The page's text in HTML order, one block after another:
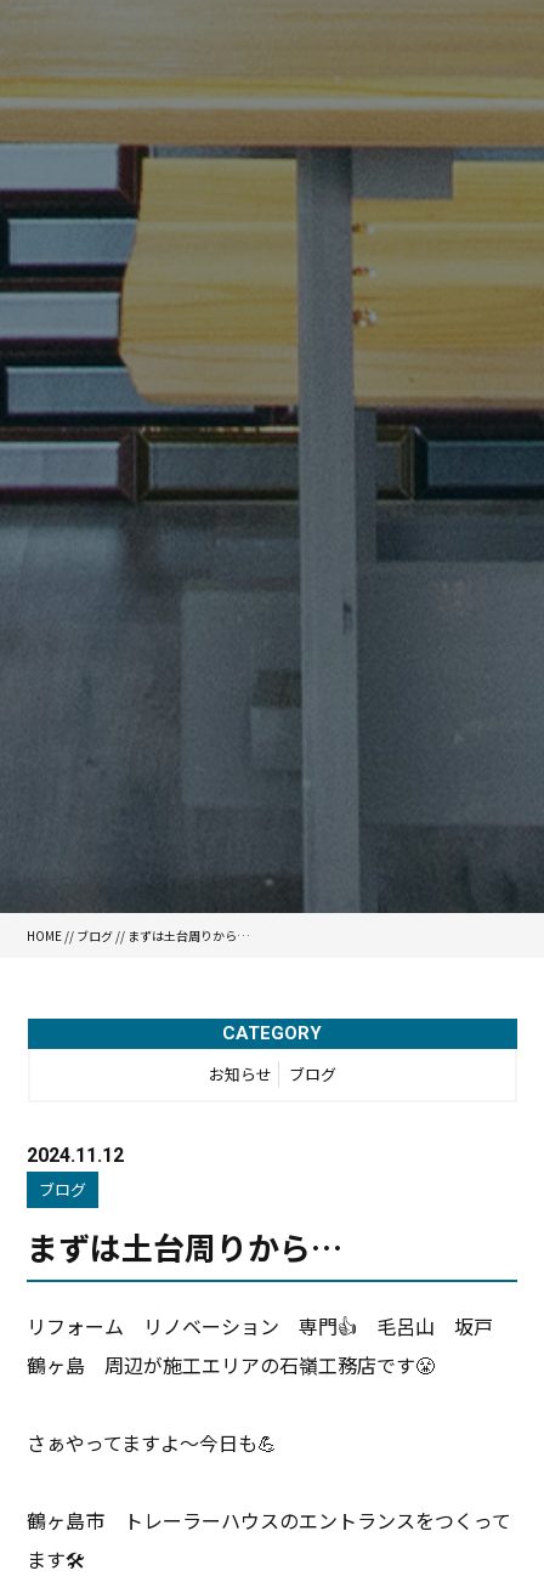
HOME // ブログ // まずは土台周りから…
CATEGORY
お知らせ ブログ
2024.11.12
ブログ
まずは土台周りから…
リフォーム リノベーション 専門👍 毛呂山 坂戸
鶴ヶ島 周辺が施工エリアの石嶺工務店です😤
さぁやってますよ〜今日も💪
鶴ヶ島市 トレーラーハウスのエントランスをつくって
ます🛠️